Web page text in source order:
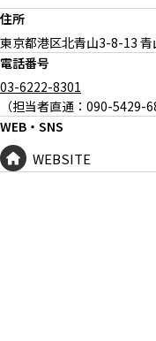
住所
東京都港区北青山3-8-13 青
電話番号
03-6222-8301
（担当者直通：090-5429-
WEB・SNS
WEBSITE